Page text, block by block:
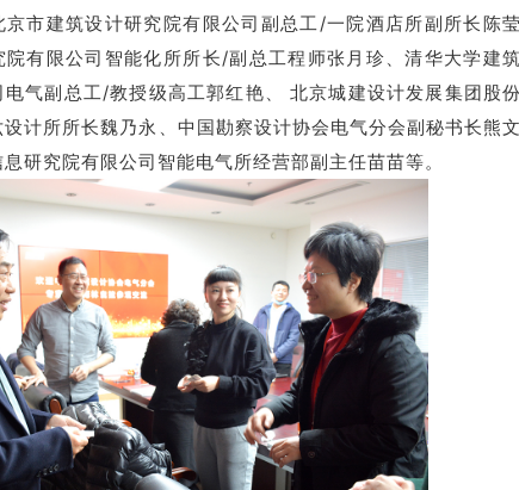
京市建筑设计研究院有限公司副总工/一院酒店所副所长陈
院有限公司智能化所所长/副总工程师张月珍、清华大学建
气副总工/教授级高工郭红艳、 北京城建设计发展集团股
计所所长魏乃永、中国勘察设计协会电气分会副秘书长熊
研究院有限公司智能电气所经营部副主任苗苗等。